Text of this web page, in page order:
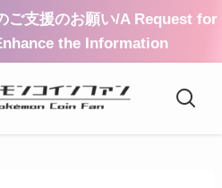
ご支援のお願い/A Request for
the Information